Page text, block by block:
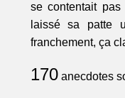
se contentait
laissé sa patte
franchement, ça
170anecdotes